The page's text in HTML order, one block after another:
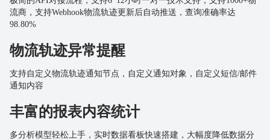
流商，支持Webhook物流轨迹更新后自动推送，查询准确率达
98.80%
物流轨迹异常提醒
支持自定义物流轨迹通知节点，自定义通知对象，自定义短信/邮件
通知内容
丰富的报表内容统计
多分析模型轻松上手，实时数据看板快速搭建，大幅度降低数据分